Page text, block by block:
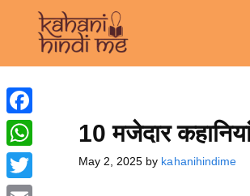
10 मजेदार
May 2, 2025 by kahanihindime
Facebook
WhatsApp
Twitter